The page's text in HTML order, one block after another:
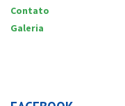
Contato
Galeria